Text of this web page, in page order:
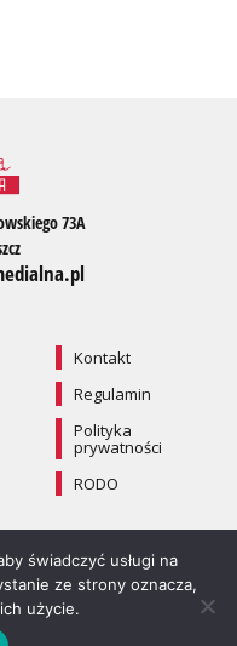
73A
Kontakt
Regulamin
Polityka
prywatności
RODO
świadczyć usługi na
ze strony oznacza,
użycie.